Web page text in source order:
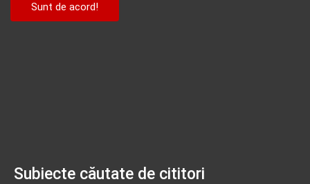
Sunt de acord!
Subiecte căutate de cititori